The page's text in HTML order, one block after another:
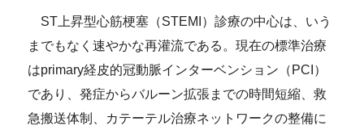
ST上昇型心筋梗塞（STEMI）診療の中心は、いう
までもなく速やかな再灌流である。現在の標準治療
はprimary経皮的冠動脈インターベンション（PCI）
であり、発症からバルーン拡張までの時間短縮、救
急搬送体制、カテーテル治療ネットワークの整備に